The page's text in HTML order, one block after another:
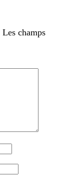
Les champs